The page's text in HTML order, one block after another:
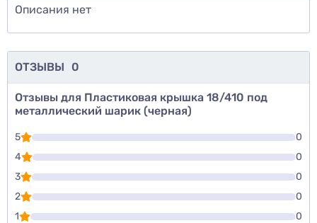
Описания нет
ОТЗЫВЫ 0
Отзывы для Пластиковая крышка 18/410 под
металлический шарик (черная)
5
0
4
0
3
0
2
0
1
0